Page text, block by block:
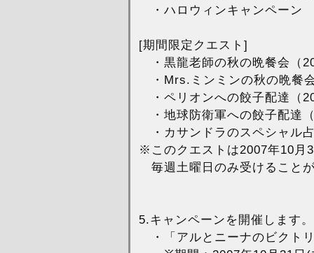
・ハロウィンキャンペーン
[期間限定クエスト]
・黒龍老師の秋の晩餐会（
・Mrs.ミンミンの秋の晩餐
・ペリオンへの餃子配達（
・地球防衛軍への餃子配達
・カサンドラのスペシャル
※このクエストは2007年10月
毎週土曜日のみ受けること
5.キャンペーンを開催します。
・「アルとニーナのビクト